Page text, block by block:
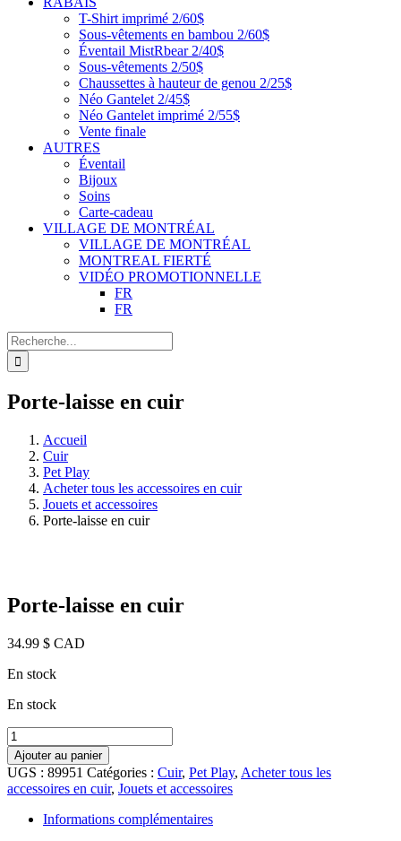
T-Shirt imprimé 2/60$
Sous-vêtements en bambou 2/60$
Éventail MistRbear 2/40$
Sous-vêtements 2/50$
Chaussettes à hauteur de genou 2/25$
Néo Gantelet 2/45$
Néo Gantelet imprimé 2/55$
Vente finale
AUTRES
Éventail
Bijoux
Soins
Carte-cadeau
VILLAGE DE MONTRÉAL
VILLAGE DE MONTRÉAL
MONTREAL FIERTÉ
VIDÉO PROMOTIONNELLE
FR
FR
Recherche
de
:
Porte-laisse en cuir
Accueil
Cuir
Pet Play
Acheter tous les accessoires en cuir
Jouets et accessoires
Porte-laisse en cuir
Porte-laisse en cuir
34.99 $ CAD
En stock
En stock
quantité
de
Leather
Leash
Holder
Ajouter au panier
UGS : 89951 Catégories : Cuir, Pet Play, Acheter tous les
accessoires en cuir, Jouets et accessoires
Informations complémentaires